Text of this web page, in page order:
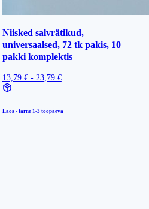
Niisked salvrätikud,
universaalsed, 72 tk pakis, 10
pakki komplektis
13,79 € - 23,79 €
Laos - tarne 1-3 tööpäeva